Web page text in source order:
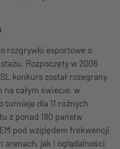
rozgrywki esportowe o
Rozpoczęty w 2006
konkurs został rozegrany
na całym świecie, w
dla 11 różnych
z ponad 180 państw
pod względem frekwencji
arenach, jak i oglądalności